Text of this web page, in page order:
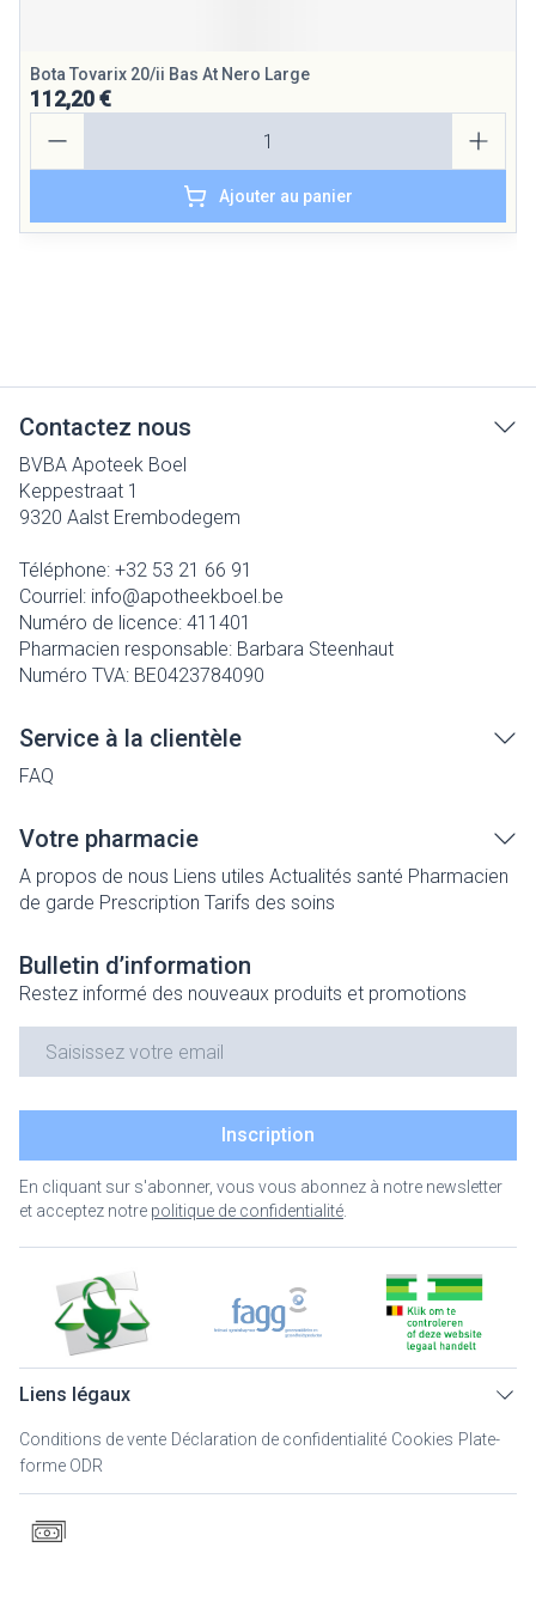
Bota Tovarix 20/ii Bas At Nero Large
112,20 €
Ajouter au panier
Contactez nous
BVBA Apoteek Boel
Keppestraat 1
9320 Aalst Erembodegem
Téléphone: +32 53 21 66 91
Courriel: info@apotheekboel.be
Numéro de licence: 411401
Pharmacien responsable: Barbara Steenhaut
Numéro TVA: BE0423784090
Service à la clientèle
FAQ
Votre pharmacie
A propos de nous Liens utiles Actualités santé Pharmacien
de garde Prescription Tarifs des soins
Bulletin d’information
Restez informé des nouveaux produits et promotions
Inscription
En cliquant sur s'abonner, vous vous abonnez à notre newsletter
et acceptez notre politique de confidentialité
Liens légaux
Conditions de vente Déclaration de confidentialité Cookies Plate-
forme ODR